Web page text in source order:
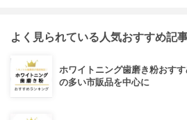
よく見られている人気おすすめ記
ホワイトニング歯磨き粉おす
の多い市販品を中心に